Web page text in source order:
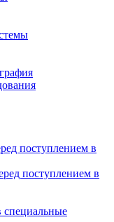
поступлением в
поступлением в
специальные